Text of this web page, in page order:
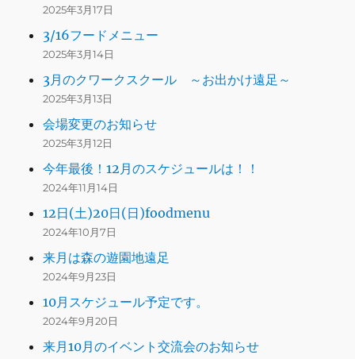
2025年3月17日
3/16フードメニュー
2025年3月14日
3月のクワークスクール ～お出かけ遠足～
2025年3月13日
会場変更のお知らせ
2025年3月12日
今年最後！12月のスケジュールは！！
2024年11月14日
12日(土)20日(日)foodmenu
2024年10月7日
来月は森の遊園地遠足
2024年9月23日
10月スケジュール予定です。
2024年9月20日
来月10月のイベント交流会のお知らせ